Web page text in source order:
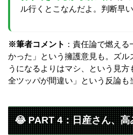
ル行くとこなんだよ。判断早い
※筆者コメント ：責任論で燃え
かった」という擁護意見も。ズル
うになるよりはマシ、という見
全ツッパが間違い」という反論も
😂 PART 4：日産さん、高